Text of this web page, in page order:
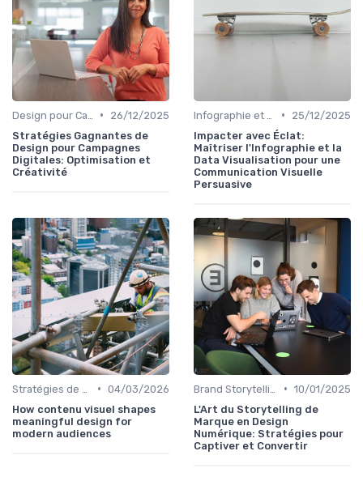
•
26/12/2025
Stratégies Gagnantes de
Design pour Campagnes
Digitales: Optimisation et
Créativité
•
25/12/2025
Impacter avec Éclat:
Maîtriser l'Infographie et la
Data Visualisation pour une
Communication Visuelle
Persuasive
• 04/03/2026
How contenu visuel shapes
meaningful design for
modern audiences
• 10/01/2025
L'Art du Storytelling de
Marque en Design
Numérique: Stratégies pour
Captiver et Convertir